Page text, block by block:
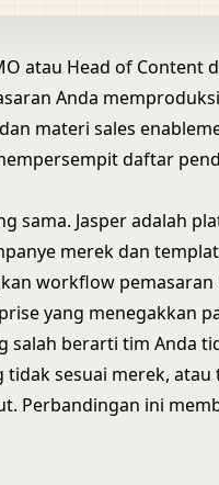
atau Head of Content
Anda
materi sales
daftar
sama. Jasper adalah
merek dan
workflow
yang menegakkan
salah berarti tim Anda
tidak sesuai merek,
Perbandingan ini